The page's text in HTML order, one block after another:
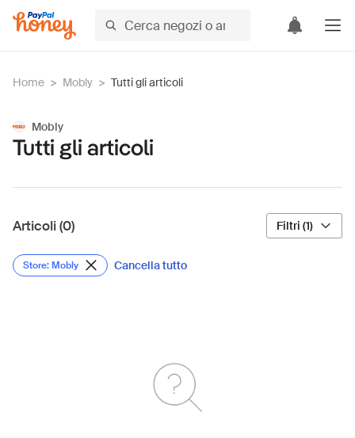
Home > Mobly > Tutti gli articoli
Mobly
Tutti gli articoli
Articoli (0) Filtri (1)
Store: Mobly Cancella tutto